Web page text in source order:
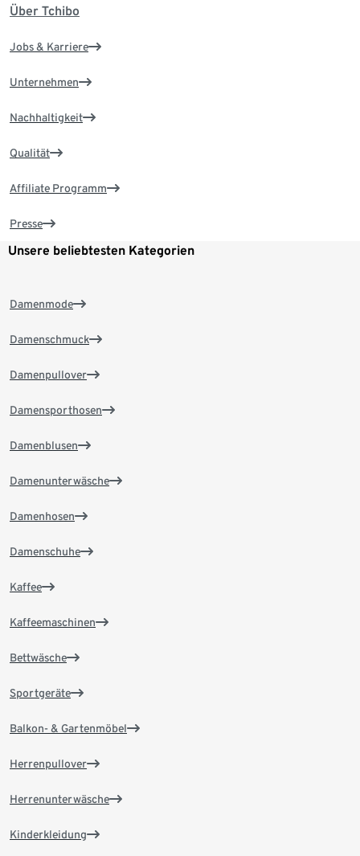
Über Tchibo
Jobs & Karriere
Unternehmen
Nachhaltigkeit
Qualität
Affiliate Programm
Presse
Unsere beliebtesten Kategorien
Damenmode
Damenschmuck
Damenpullover
Damensporthosen
Damenblusen
Damenunterwäsche
Damenhosen
Damenschuhe
Kaffee
Kaffeemaschinen
Bettwäsche
Sportgeräte
Balkon- & Gartenmöbel
Herrenpullover
Herrenunterwäsche
Kinderkleidung